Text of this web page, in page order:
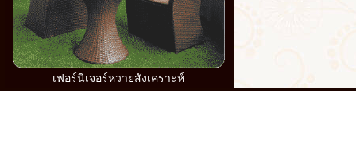
เฟอร์นิเจอร์หวายสังเคราะห์